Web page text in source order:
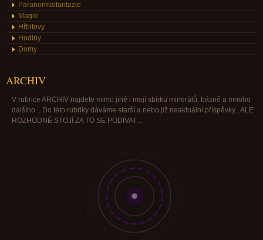
Paranormalfantazie
Magie
Hřbitovy
Hodiny
Domy
ARCHIV
V rubrice ARCHIV najdete mimo jiné i mojí sbírku minerálů, básně a mnoho
dalšího... Do této rubriky dáváme starší a nebo již neaktuální příspěvky...ALE
ROZHODNĚ STOJÍ ZA TO SE PODÍVAT...